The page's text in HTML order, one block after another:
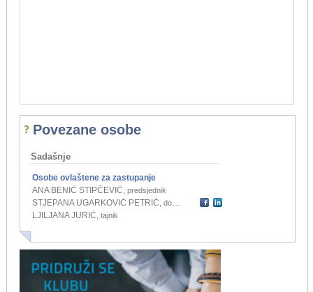
Povezane osobe
Sadašnje
Osobe ovlaštene za zastupanje
ANA BENIĆ STIPČEVIĆ, predsjednik
STJEPANA UGARKOVIĆ PETRIĆ, dopredsjednik
LJILJANA JURIĆ, tajnik